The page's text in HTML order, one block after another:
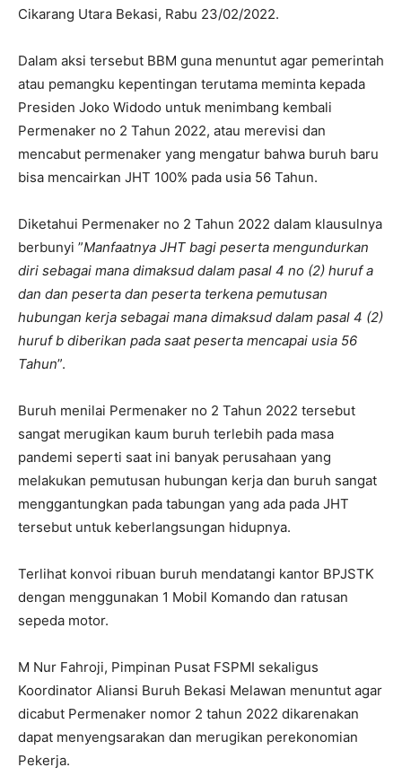
Cikarang Utara Bekasi, Rabu 23/02/2022.
Dalam aksi tersebut BBM guna menuntut agar pemerintah
atau pemangku kepentingan terutama meminta kepada
Presiden Joko Widodo untuk menimbang kembali
Permenaker no 2 Tahun 2022, atau merevisi dan
mencabut permenaker yang mengatur bahwa buruh baru
bisa mencairkan JHT 100% pada usia 56 Tahun.
Diketahui Permenaker no 2 Tahun 2022 dalam klausulnya
berbunyi ”Manfaatnya JHT bagi peserta mengundurkan
diri sebagai mana dimaksud dalam pasal 4 no (2) huruf a
dan dan peserta dan peserta terkena pemutusan
hubungan kerja sebagai mana dimaksud dalam pasal 4 (2)
huruf b diberikan pada saat peserta mencapai usia 56
Tahun”.
Buruh menilai Permenaker no 2 Tahun 2022 tersebut
sangat merugikan kaum buruh terlebih pada masa
pandemi seperti saat ini banyak perusahaan yang
melakukan pemutusan hubungan kerja dan buruh sangat
menggantungkan pada tabungan yang ada pada JHT
tersebut untuk keberlangsungan hidupnya.
Terlihat konvoi ribuan buruh mendatangi kantor BPJSTK
dengan menggunakan 1 Mobil Komando dan ratusan
sepeda motor.
M Nur Fahroji, Pimpinan Pusat FSPMI sekaligus
Koordinator Aliansi Buruh Bekasi Melawan menuntut agar
dicabut Permenaker nomor 2 tahun 2022 dikarenakan
dapat menyengsarakan dan merugikan perekonomian
Pekerja.